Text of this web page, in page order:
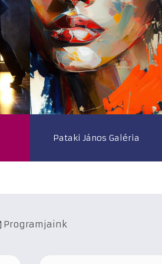
Pataki János Galéria
Programjaink